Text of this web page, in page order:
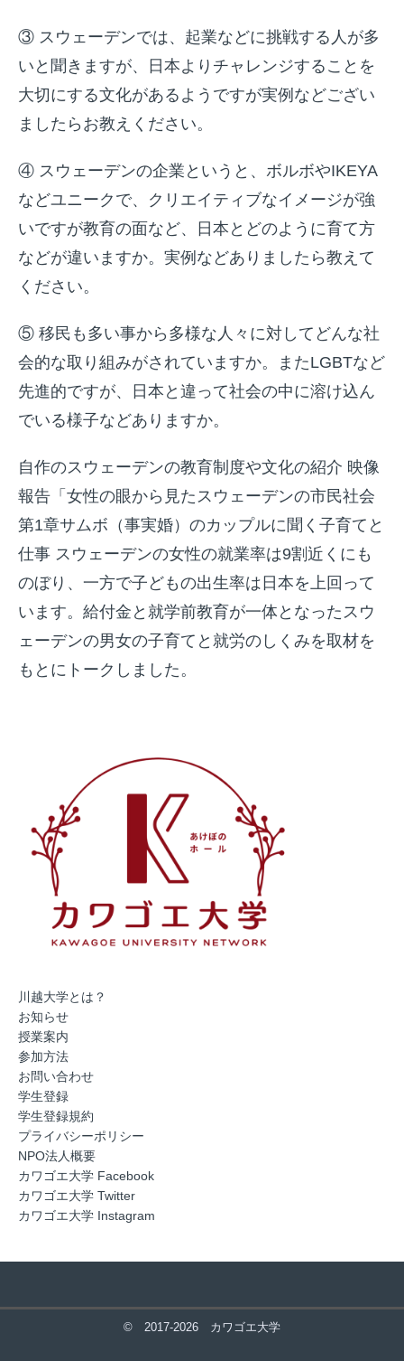
③ スウェーデンでは、起業などに挑戦する人が多
いと聞きますが、日本よりチャレンジすることを
大切にする文化があるようですが実例などござい
ましたらお教えください。
④ スウェーデンの企業というと、ボルボやIKEYA
などユニークで、クリエイティブなイメージが強
いですが教育の面など、日本とどのように育て方
などが違いますか。実例などありましたら教えて
ください。
⑤ 移民も多い事から多様な人々に対してどんな社
会的な取り組みがされていますか。またLGBTなど
先進的ですが、日本と違って社会の中に溶け込ん
でいる様子などありますか。
自作のスウェーデンの教育制度や文化の紹介 映像
報告「女性の眼から見たスウェーデンの市民社会
第1章サムボ（事実婚）のカップルに聞く子育てと
仕事 スウェーデンの女性の就業率は9割近くにも
のぼり、一方で子どもの出生率は日本を上回って
います。給付金と就学前教育が一体となったスウ
ェーデンの男女の子育てと就労のしくみを取材を
もとにトークしました。
川越大学とは？
お知らせ
授業案内
参加方法
お問い合わせ
学生登録
学生登録規約
プライバシーポリシー
NPO法人概要
カワゴエ大学 Facebook
カワゴエ大学 Twitter
カワゴエ大学 Instagram
© 2017‐2026 カワゴエ大学